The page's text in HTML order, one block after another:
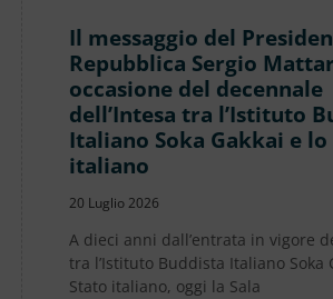
Il messaggio del
Repubblica Sergio
occasione del decennale
dell’Intesa tra l’Istituto
Italiano Soka Gakkai e lo
italiano
20 Luglio 2026
A dieci anni dall’entrata in vigore
tra l’Istituto Buddista Italiano Soka
Stato italiano, oggi la Sala